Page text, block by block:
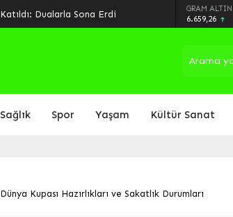
Havalimanı Eylül’de, Çevre
GRAM ALTIN
6.659,26
Sağlık Spor Yaşam Kültür Sanat
Kupası Hazırlıkları ve Sakatlık Durumları